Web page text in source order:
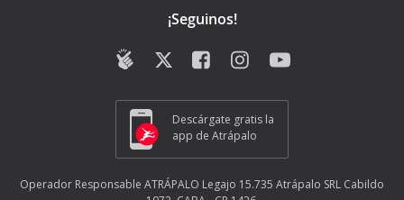
¡Seguinos!
Descárgate gratis la
app de Atrápalo
Operador Responsable ATRÁPALO Legajo 15.735 Atrápalo SRL Cabildo